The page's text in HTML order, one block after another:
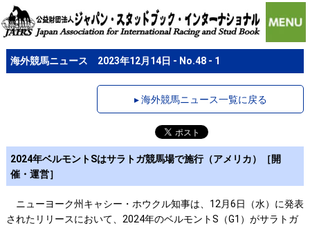
海外競馬ニュース 2023年12月14日 - No.48 - 1
▸ 海外競馬ニュース一覧に戻る
2024年ベルモントSはサラトガ競馬場で施行（アメリカ）［開
催・運営］
ニューヨーク州キャシー・ホウクル知事は、12月6日（水）に発表
されたリリースにおいて、2024年のベルモントS（G1）がサラトガ